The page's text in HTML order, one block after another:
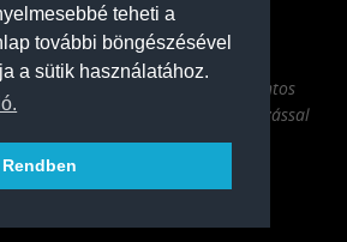
teheti a
további böngészésével
a sütik használatához.
Rendben
hivatalos honlapja
és képi anyagok csak a forrás pontos
felhasználás esetén aktív hivatkozással